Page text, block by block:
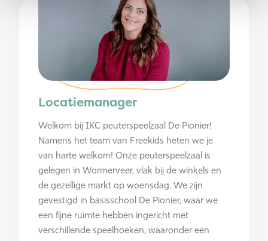
Locatiemanager
Welkom bij IKC peuterspeelzaal De Pionier!
Namens het team van Freekids heten we je
van harte welkom! Onze peuterspeelzaal is
gelegen in Wormerveer, vlak bij de winkels en
de gezellige markt op woensdag. We zijn
gevestigd in basisschool De Pionier, waar we
een fijne ruimte hebben ingericht met
verschillende speelhoeken, waaronder een